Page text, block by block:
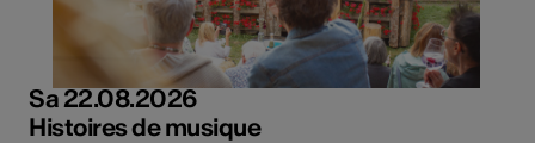
Sa 22.08.2026
Histoires de musique